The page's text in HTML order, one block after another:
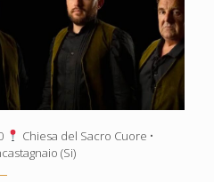
Chiesa del Sacro Cuore •
(Si)